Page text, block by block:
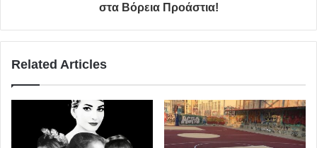
στα Βόρεια Προάστια!
Related Articles